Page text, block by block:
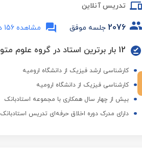
تدریس آنلاین
2076 جلسه موفق مشاهده 156 دیدگاه
12 بار برترین استاد در گروه علوم متوسطه اول در فصول مختلف
کارشناسی ارشد فیزیک از دانشگاه ارومیه
کارشناسی فیزیک از دانشگاه ارومیه
بیش از چهار سال همکاری با مجموعه استادبانک
دارای مدرک دوره اخلاق حرفه‌ای تدریس استادبانک